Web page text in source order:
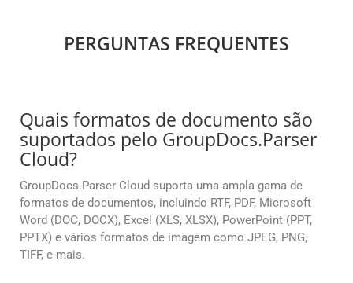
PERGUNTAS FREQUENTES
Quais formatos de documento são
suportados pelo GroupDocs.Parser
Cloud?
GroupDocs.Parser Cloud suporta uma ampla gama de
formatos de documentos, incluindo RTF, PDF, Microsoft
Word (DOC, DOCX), Excel (XLS, XLSX), PowerPoint (PPT,
PPTX) e vários formatos de imagem como JPEG, PNG,
TIFF, e mais.